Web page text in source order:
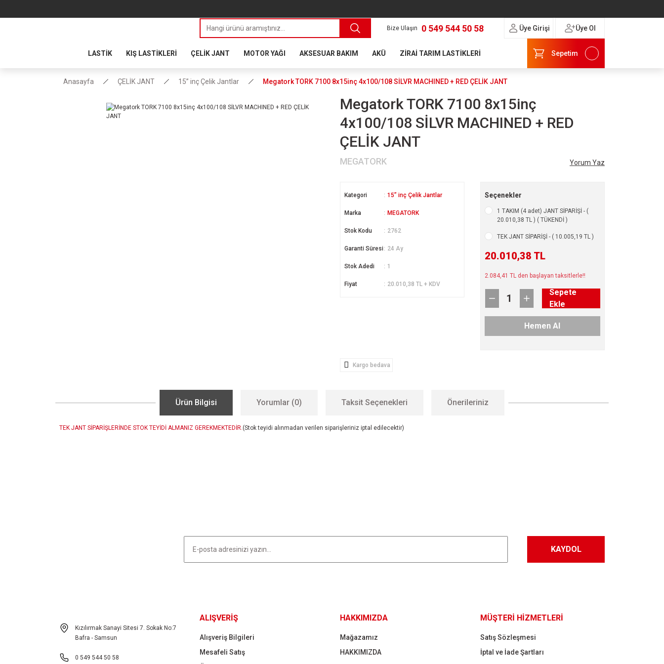
Bize Ulaşın 0 549 544 50 58 Üye Girişi Üye Ol
LASTİK KIŞ LASTİKLERİ ÇELİK JANT MOTOR YAĞI AKSESUAR BAKIM AKÜ ZİRAİ TARIM LASTİKLERİ Sepetim
Anasayfa ÇELİK JANT 15” inç Çelik Jantlar Megatork TORK 7100 8x15inç 4x100/108 SİLVR MACHINED + RED ÇELİK JANT
Megatork TORK 7100 8x15inç
4x100/108 SİLVR MACHINED + RED
ÇELİK JANT
MEGATORK Yorum Yaz
Kategori 15” inç Çelik Jantlar
Marka MEGATORK
Stok Kodu 2762
Garanti Süresi 24 Ay
Stok Adedi 1
Fiyat 20.010,38 TL + KDV
Seçenekler
1 TAKIM (4 adet) JANT SİPARİŞİ - (
20.010,38 TL ) ( TÜKENDİ )
TEK JANT SİPARİŞİ - ( 10.005,19 TL )
20.010,38 TL
2.084,41 TL den başlayan taksitlerle!!
Sepete
Ekle
Hemen Al
Kargo bedava
Ürün Bilgisi Yorumlar (0) Taksit Seçenekleri Önerileriniz
TEK JANT SİPARİŞLERİNDE STOK TEYİDİ ALMANIZ GEREKMEKTEDİR.(Stok teyidi alınmadan verilen siparişleriniz iptal edilecektir)
KAYDOL
Kızılırmak Sanayi Sitesi 7. Sokak No:7
Bafra - Samsun
0 549 544 50 58
ALIŞVERİŞ
Alışveriş Bilgileri
Mesafeli Satış
HAKKIMIZDA
Mağazamız
HAKKIMIZDA
MÜŞTERİ HİZMETLERİ
Satış Sözleşmesi
İptal ve İade Şartları